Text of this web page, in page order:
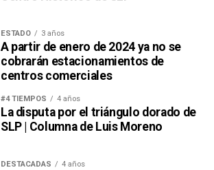
ESTADO 3 años
A partir de enero de 2024 ya no se
cobrarán estacionamientos de
centros comerciales
#4 TIEMPOS 4 años
La disputa por el triángulo dorado de
SLP | Columna de Luis Moreno
DESTACADAS 4 años